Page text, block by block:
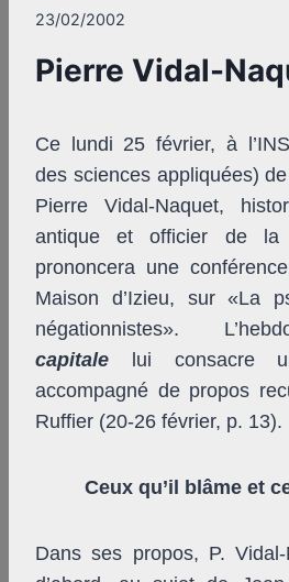
23/02/2002
Pierre Vidal-
Ce lundi 25 février, à
des sciences appliquées)
Pierre Vidal-Naquet,
antique et officier de la
prononcera une
Maison d’Izieu, sur «La
négationnistes».
capitale lui consacre
accompagné de propos
Ruffier (20-26 février, p. 13).
Ceux qu’il blâme et
Dans ses propos, P. Vidal-